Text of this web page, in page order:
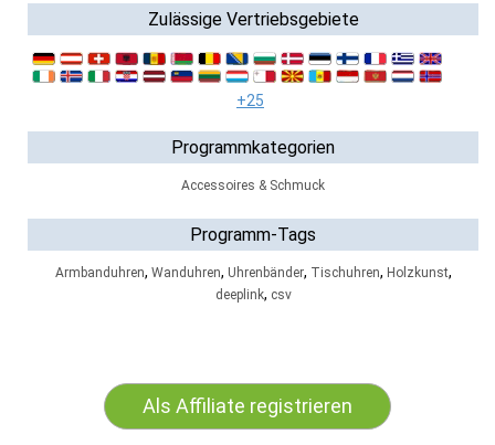
Zulässige Vertriebsgebiete
+25
Programmkategorien
Accessoires & Schmuck
Programm-Tags
Armbanduhren, Wanduhren, Uhrenbänder, Tischuhren, Holzkunst,
deeplink, csv
Als Affiliate registrieren